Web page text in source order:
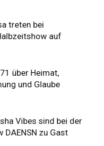
treten bei
auf
über Heimat,
und Glaube
Vibes sind bei der
DAENSN zu Gast